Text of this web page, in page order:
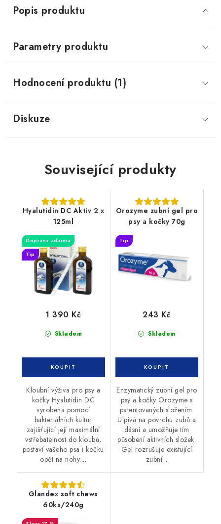
Popis produktu
Parametry produktu
Hodnocení produktu (1)
Diskuze
Související produkty
Hyalutidin DC Aktiv 2 x
125ml
Doprava zdarma
Tip
Skladem
1 390 Kč
Kloubní výživa pro psy a
kočky Hyalutidin DC
vyrobena pomocí
bakteriálních kultur
zajišťující její maximální
vstřebatelnost do kloubů,
postaví vašeho psa i kočku
opět na nohy....
Orozyme zubní gel pro
psy a kočky 70g
Tip
Skladem
243 Kč
Enzymatický zubní gel pro
psy a kočky Orozyme s
patentovaných složením.
Ulpívá na povrchu zubů a
dásní a umožňuje tím
působení aktivních složek.
Gel rozrušuje existující
zubní...
Glandex soft chews
60ks/240g